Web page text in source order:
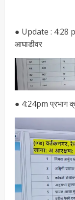
● Update : 4:28
आघाडीवर
● 4:24pm प्रभाग